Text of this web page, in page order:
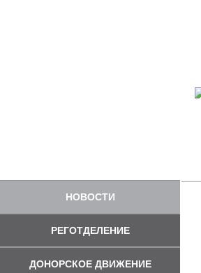
НОВОСТИ
РЕГОТДЕЛЕНИЕ
ДОНОРСКОЕ ДВИЖЕНИЕ